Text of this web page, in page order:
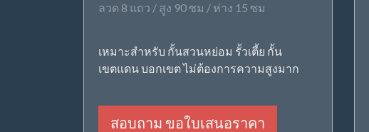
ลวด 8 แถว / สูง 90 ซม / ห่าง 15 ซม
เหมาะสำหรับ กั้นสวนหย่อม รั้วเตี้ย กั้น
เขตแดน บอกเขต ไม่ต้องการความสูงมาก
สอบถาม ขอใบเสนอราคา